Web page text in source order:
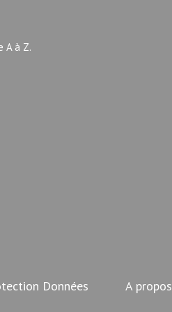
A à Z.
Données A propos